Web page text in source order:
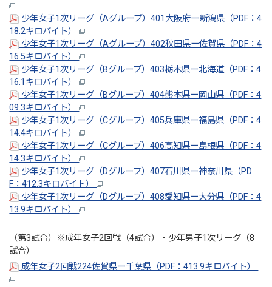
少年女子1次リーグ（Aグループ）401大阪府ー新潟県（PDF：4
18.2キロバイト）
少年女子1次リーグ（Aグループ）402秋田県ー佐賀県（PDF：4
16.5キロバイト）
少年女子1次リーグ（Bグループ）403栃木県ー北海道（PDF：4
16.1キロバイト）
少年女子1次リーグ（Bグループ）404熊本県ー岡山県（PDF：4
09.3キロバイト）
少年女子1次リーグ（Cグループ）405兵庫県ー福島県（PDF：4
14.4キロバイト）
少年女子1次リーグ（Cグループ）406高知県ー島根県（PDF：4
14.3キロバイト）
少年女子1次リーグ（Dグループ）407石川県ー神奈川県（PD
F：412.3キロバイト）
少年女子1次リーグ（Dグループ）408愛知県ー大分県（PDF：4
13.9キロバイト）
（第3試合）※成年女子2回戦（4試合）・少年男子1次リーグ（8
試合）
成年女子2回戦224佐賀県ー千葉県（PDF：413.9キロバイト）